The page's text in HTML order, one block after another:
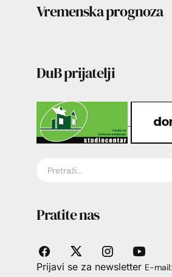
Vremenska prognoza
DuB prijatelji
Pratite nas
Prijavi se za newsletter E-mail: